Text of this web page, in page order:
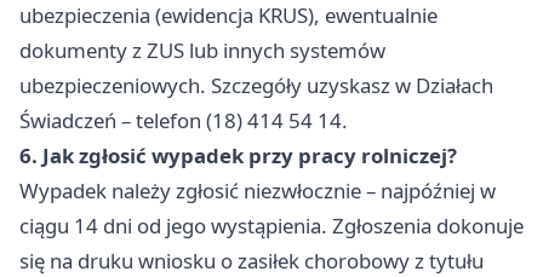
ubezpieczenia (ewidencja KRUS), ewentualnie
dokumenty z ZUS lub innych systemów
ubezpieczeniowych. Szczegóły uzyskasz w Działach
Świadczeń – telefon (18) 414 54 14.
6. Jak zgłosić wypadek przy pracy rolniczej?
Wypadek należy zgłosić niezwłocznie – najpóźniej w
ciągu 14 dni od jego wystąpienia. Zgłoszenia dokonuje
się na druku wniosku o zasiłek chorobowy z tytułu